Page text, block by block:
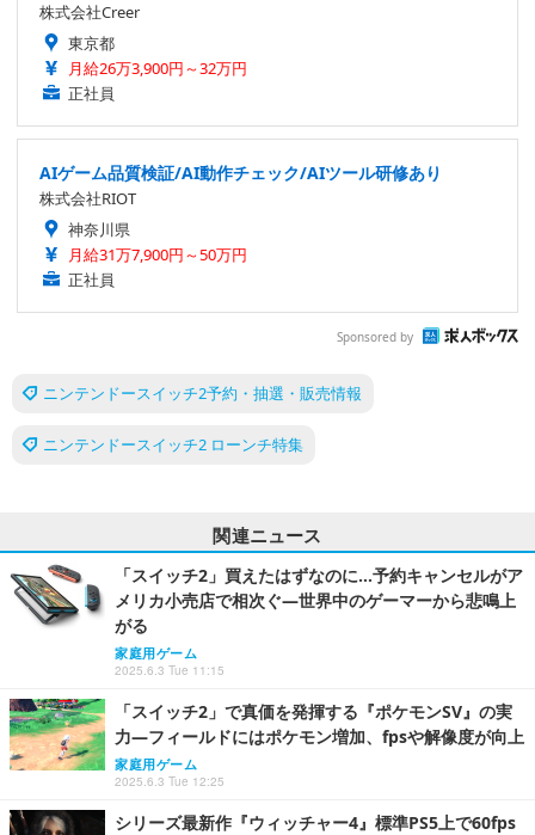
株式会社Creer
東京都
月給26万3,900円～32万円
正社員
AIゲーム品質検証/AI動作チェック/AIツール研修あり
株式会社RIOT
神奈川県
月給31万7,900円～50万円
正社員
Sponsored by
ニンテンドースイッチ2予約・抽選・販売情報
ニンテンドースイッチ2 ローンチ特集
関連ニュース
「スイッチ2」買えたはずなのに…予約キャンセルがア
メリカ小売店で相次ぐ―世界中のゲーマーから悲鳴上
がる
家庭用ゲーム
2025.6.3 Tue 11:15
「スイッチ2」で真価を発揮する『ポケモンSV』の実
力―フィールドにはポケモン増加、fpsや解像度が向上
家庭用ゲーム
2025.6.3 Tue 12:25
シリーズ最新作『ウィッチャー4』標準PS5上で60fps